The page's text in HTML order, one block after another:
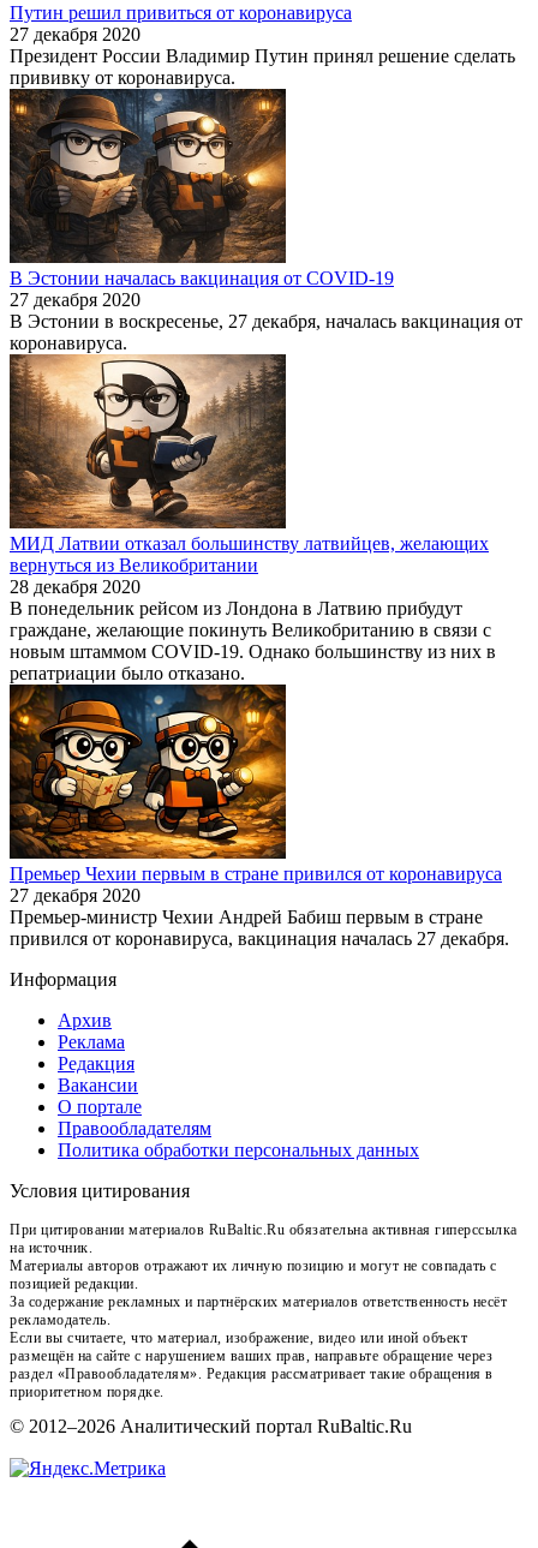
Путин решил привиться от коронавируса
27 декабря 2020
Президент России Владимир Путин принял решение сделать
прививку от коронавируса.
В Эстонии началась вакцинация от COVID-19
27 декабря 2020
В Эстонии в воскресенье, 27 декабря, началась вакцинация от
коронавируса.
МИД Латвии отказал большинству латвийцев, желающих
вернуться из Великобритании
28 декабря 2020
В понедельник рейсом из Лондона в Латвию прибудут
граждане, желающие покинуть Великобританию в связи с
новым штаммом COVID-19. Однако большинству из них в
репатриации было отказано.
Премьер Чехии первым в стране привился от коронавируса
27 декабря 2020
Премьер-министр Чехии Андрей Бабиш первым в стране
привился от коронавируса, вакцинация началась 27 декабря.
Информация
Архив
Реклама
Редакция
Вакансии
О портале
Правообладателям
Политика обработки персональных данных
Условия цитирования
При цитировании материалов RuBaltic.Ru обязательна активная гиперссылка
на источник.
Материалы авторов отражают их личную позицию и могут не совпадать с
позицией редакции.
За содержание рекламных и партнёрских материалов ответственность несёт
рекламодатель.
Если вы считаете, что материал, изображение, видео или иной объект
размещён на сайте с нарушением ваших прав, направьте обращение через
раздел «Правообладателям». Редакция рассматривает такие обращения в
приоритетном порядке.
© 2012–2026 Аналитический портал RuBaltic.Ru